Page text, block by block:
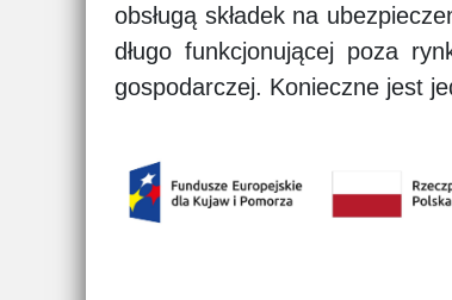
obsługą składek na
długo funkcjonującej poza
gospodarczej. Konieczne jest